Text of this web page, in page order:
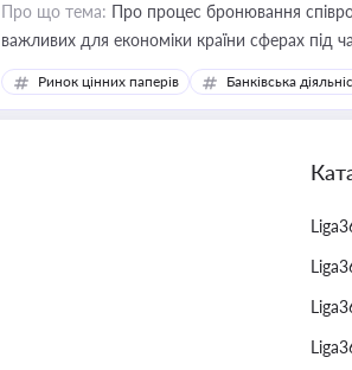
Про що тема: Про процес бронювання
важливих для економіки країни сферах під
Ринок цінних паперів Банківська